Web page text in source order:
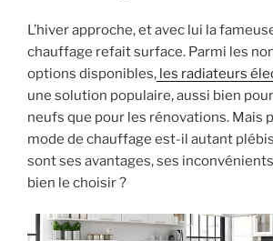
L’hiver approche, et avec lui la
chauffage refait surface. Parmi les
options disponibles, les radiateurs
une solution populaire, aussi bien
neufs que pour les rénovations. Mais
mode de chauffage est-il autant
sont ses avantages, ses
bien le choisir ?